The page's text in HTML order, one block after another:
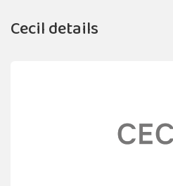
Cecil details